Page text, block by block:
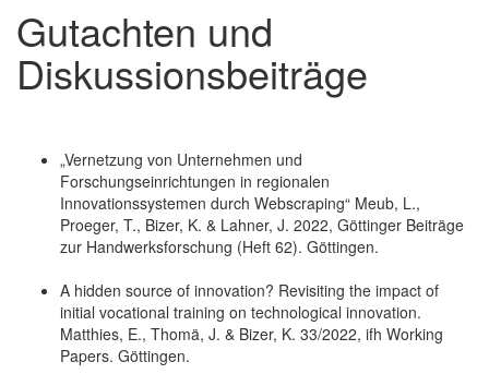
Gutachten und
Diskussionsbeiträge
„Vernetzung von Unternehmen und
Forschungseinrichtungen in regionalen
Innovationssystemen durch Webscraping“ Meub, L.,
Proeger, T., Bizer, K. & Lahner, J. 2022, Göttinger Beiträge
zur Handwerksforschung (Heft 62). Göttingen.
A hidden source of innovation? Revisiting the impact of
initial vocational training on technological innovation.
Matthies, E., Thomä, J. & Bizer, K. 33/2022, ifh Working
Papers. Göttingen.